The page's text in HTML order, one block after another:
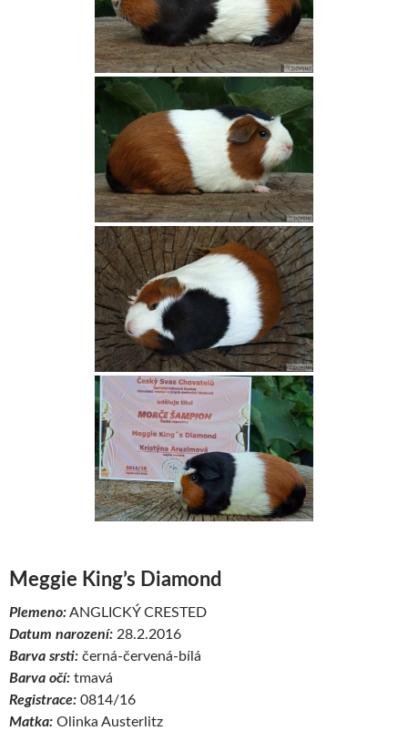
Meggie King’s Diamond
Plemeno:ANGLICKÝ CRESTED
Datum narození: 28.2.2016
Barva srsti: černá-červená-bílá
Barva očí: tmavá
Registrace: 0814/16
Matka: Olinka Austerlitz